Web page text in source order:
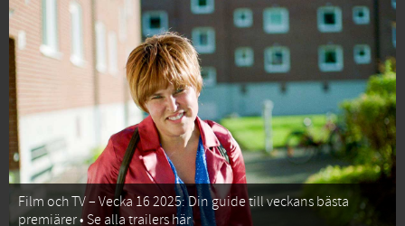
Film och TV – Vecka 16 2025: Din guide till veckans bästa
premiärer • Se alla trailers här